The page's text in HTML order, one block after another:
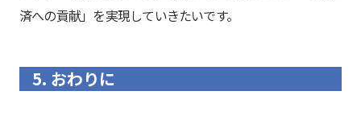
済への貢献」を実現していきたいです。
5. おわりに